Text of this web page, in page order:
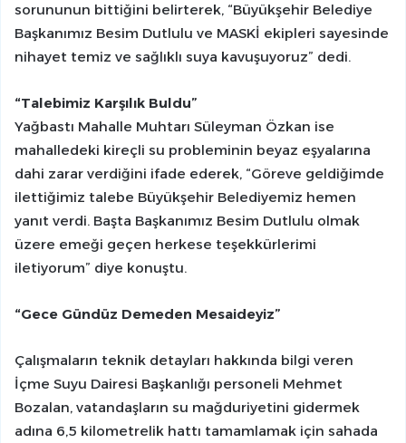
sorununun bittiğini belirterek, “Büyükşehir Belediye
Başkanımız Besim Dutlulu ve MASKİ ekipleri sayesinde
nihayet temiz ve sağlıklı suya kavuşuyoruz” dedi.
“Talebimiz Karşılık Buldu”
Yağbastı Mahalle Muhtarı Süleyman Özkan ise
mahalledeki kireçli su probleminin beyaz eşyalarına
dahi zarar verdiğini ifade ederek, “Göreve geldiğimde
ilettiğimiz talebe Büyükşehir Belediyemiz hemen
yanıt verdi. Başta Başkanımız Besim Dutlulu olmak
üzere emeği geçen herkese teşekkürlerimi
iletiyorum” diye konuştu.
“Gece Gündüz Demeden Mesaideyiz”
Çalışmaların teknik detayları hakkında bilgi veren
İçme Suyu Dairesi Başkanlığı personeli Mehmet
Bozalan, vatandaşların su mağduriyetini gidermek
adına 6,5 kilometrelik hattı tamamlamak için sahada